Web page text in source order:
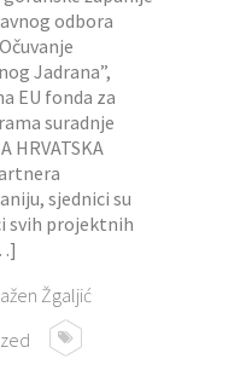
odbora
Jadrana”,
EU fonda za
suradnje
HRVATSKA
sjednici su
svih projektnih
Žgaljić